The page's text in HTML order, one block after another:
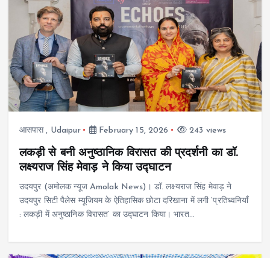
आसपास, Udaipur February 15, 2026 243 views
लकड़ी से बनी अनुष्ठानिक विरासत की प्रदर्शनी का डॉ.
लक्ष्यराज सिंह मेवाड़ ने किया उद्घाटन
उदयपुर (अमोलक न्यूज Amolak News)। डॉ. लक्ष्यराज सिंह मेवाड़ ने
उदयपुर सिटी पैलेस म्यूजियम के ऐतिहासिक छोटा दरिखाना में लगी ‘प्रतिध्वनियाँ
: लकड़ी में अनुष्ठानिक विरासत’ का उद्घाटन किया। भारत…